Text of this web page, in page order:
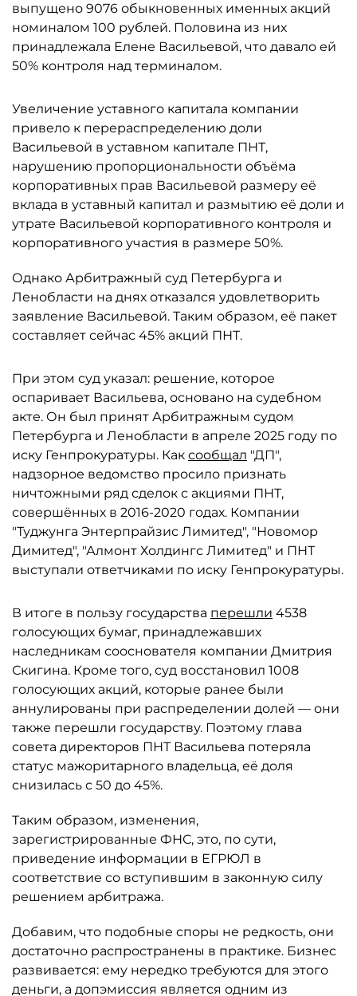
выпущено 9076 обыкновенных именных акций
номиналом 100 рублей. Половина из них
принадлежала Елене Васильевой, что давало ей
50% контроля над терминалом.
Увеличение уставного капитала компании
привело к перераспределению доли
Васильевой в уставном капитале ПНТ,
нарушению пропорциональности объёма
корпоративных прав Васильевой размеру её
вклада в уставный капитал и размытию её доли и
утрате Васильевой корпоративного контроля и
корпоративного участия в размере 50%.
Однако Арбитражный суд Петербурга и
Ленобласти на днях отказался удовлетворить
заявление Васильевой. Таким образом, её пакет
составляет сейчас 45% акций ПНТ.
При этом суд указал: решение, которое
оспаривает Васильева, основано на судебном
акте. Он был принят Арбитражным судом
Петербурга и Ленобласти в апреле 2025 году по
иску Генпрокуратуры. Как сообщал "ДП",
надзорное ведомство просило признать
ничтожными ряд сделок с акциями ПНТ,
совершённых в 2016-2020 годах. Компании
"Туджунга Энтерпрайзис Лимитед", "Новомор
Димитед", "Алмонт Холдингс Лимитед" и ПНТ
выступали ответчиками по иску Генпрокуратуры.
В итоге в пользу государства перешли 4538
голосующих бумаг, принадлежавших
наследникам сооснователя компании Дмитрия
Скигина. Кроме того, суд восстановил 1008
голосующих акций, которые ранее были
аннулированы при распределении долей — они
также перешли государству. Поэтому глава
совета директоров ПНТ Васильева потеряла
статус мажоритарного владельца, её доля
снизилась с 50 до 45%.
Таким образом, изменения,
зарегистрированные ФНС, это, по сути,
приведение информации в ЕГРЮЛ в
соответствие со вступившим в законную силу
решением арбитража.
Добавим, что подобные споры не редкость, они
достаточно распространены в практике. Бизнес
развивается: ему нередко требуются для этого
деньги, а допэмиссия является одним из